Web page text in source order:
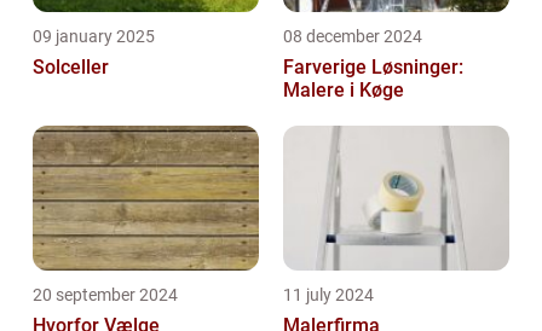
09 january 2025
Solceller
08 december 2024
Farverige Løsninger:
Malere i Køge
20 september 2024
Hvorfor Vælge
11 july 2024
Malerfirma